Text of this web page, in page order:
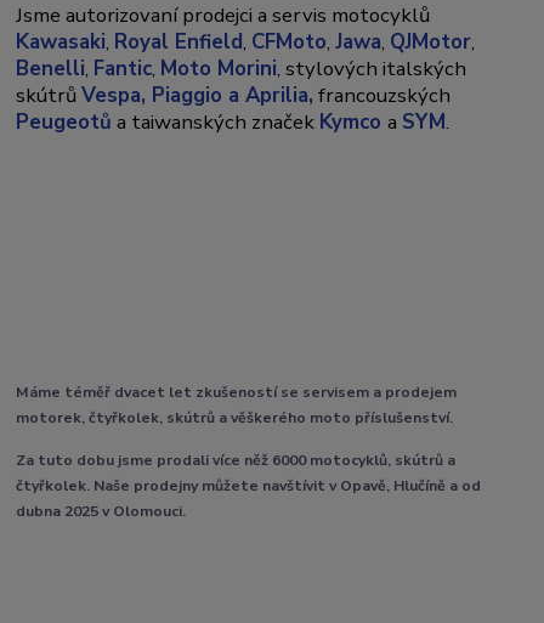
Jsme autorizovaní prodejci a servis motocyklů
Kawasaki, Royal Enfield, CFMoto,Jawa, QJMotor,
Benelli, Fantic, Moto Morini, stylových italských
skútrůVespa, Piaggio a Aprilia, francouzských
Peugeotů a taiwanských značek Kymcoa SYM.
Máme téměř dvacet let zkušeností se servisem a prodejem
motorek, čtyřkolek, skútrů a věškerého moto příslušenství.
Za tuto dobu jsme prodali více něž 6000 motocyklů, skútrů a
čtyřkolek. Naše prodejny můžete navštívit v Opavě, Hlučíně a od
dubna 2025 v Olomouci.